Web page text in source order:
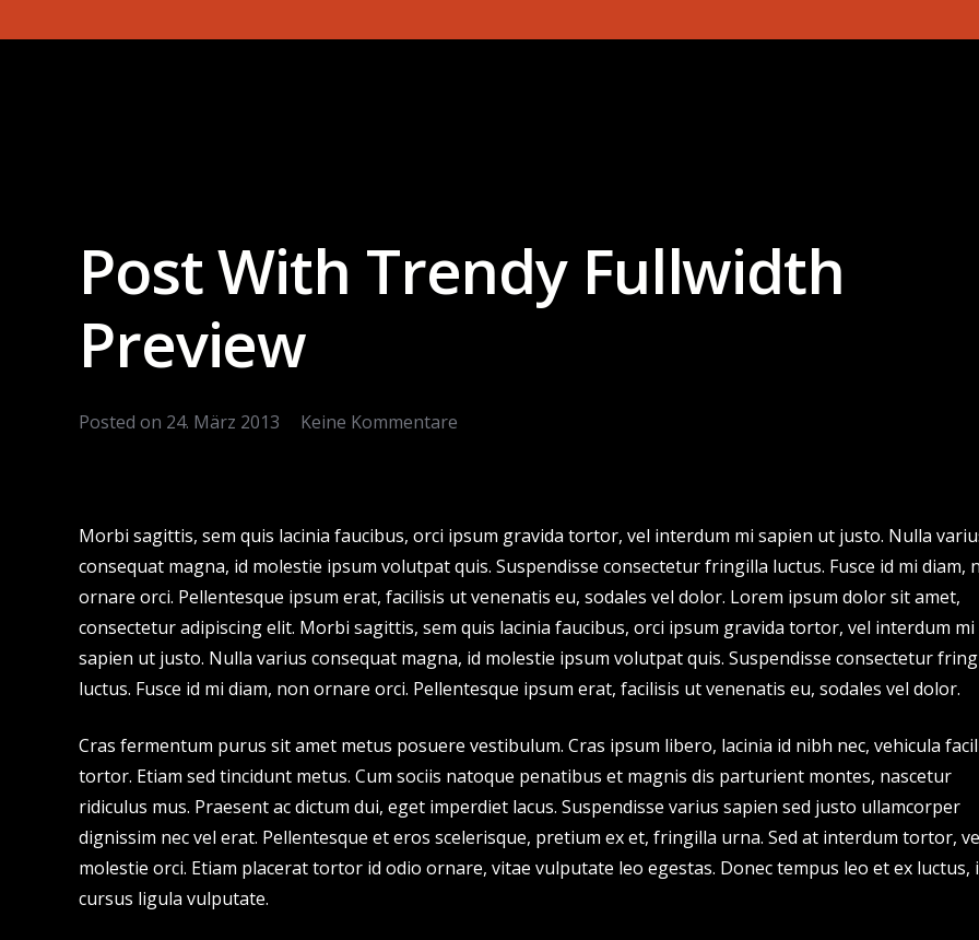
Post With Trendy Fullwidth
Preview
Posted on 24. März 2013 Keine Kommentare
Morbi sagittis, sem quis lacinia faucibus, orci ipsum gravida tortor, vel interdum mi sapien ut justo. Nulla
consequat magna, id molestie ipsum volutpat quis. Suspendisse consectetur fringilla luctus. Fusce id mi diam,
ornare orci. Pellentesque ipsum erat, facilisis ut venenatis eu, sodales vel dolor. Lorem ipsum dolor sit amet,
consectetur adipiscing elit. Morbi sagittis, sem quis lacinia faucibus, orci ipsum gravida tortor, vel interdum mi
sapien ut justo. Nulla varius consequat magna, id molestie ipsum volutpat quis. Suspendisse consectetur
luctus. Fusce id mi diam, non ornare orci. Pellentesque ipsum erat, facilisis ut venenatis eu, sodales vel dolor.
Cras fermentum purus sit amet metus posuere vestibulum. Cras ipsum libero, lacinia id nibh nec, vehicula
tortor. Etiam sed tincidunt metus. Cum sociis natoque penatibus et magnis dis parturient montes, nascetur
ridiculus mus. Praesent ac dictum dui, eget imperdiet lacus. Suspendisse varius sapien sed justo ullamcorper
dignissim nec vel erat. Pellentesque et eros scelerisque, pretium ex et, fringilla urna. Sed at interdum tortor,
molestie orci. Etiam placerat tortor id odio ornare, vitae vulputate leo egestas. Donec tempus leo et ex luctus,
cursus ligula vulputate.